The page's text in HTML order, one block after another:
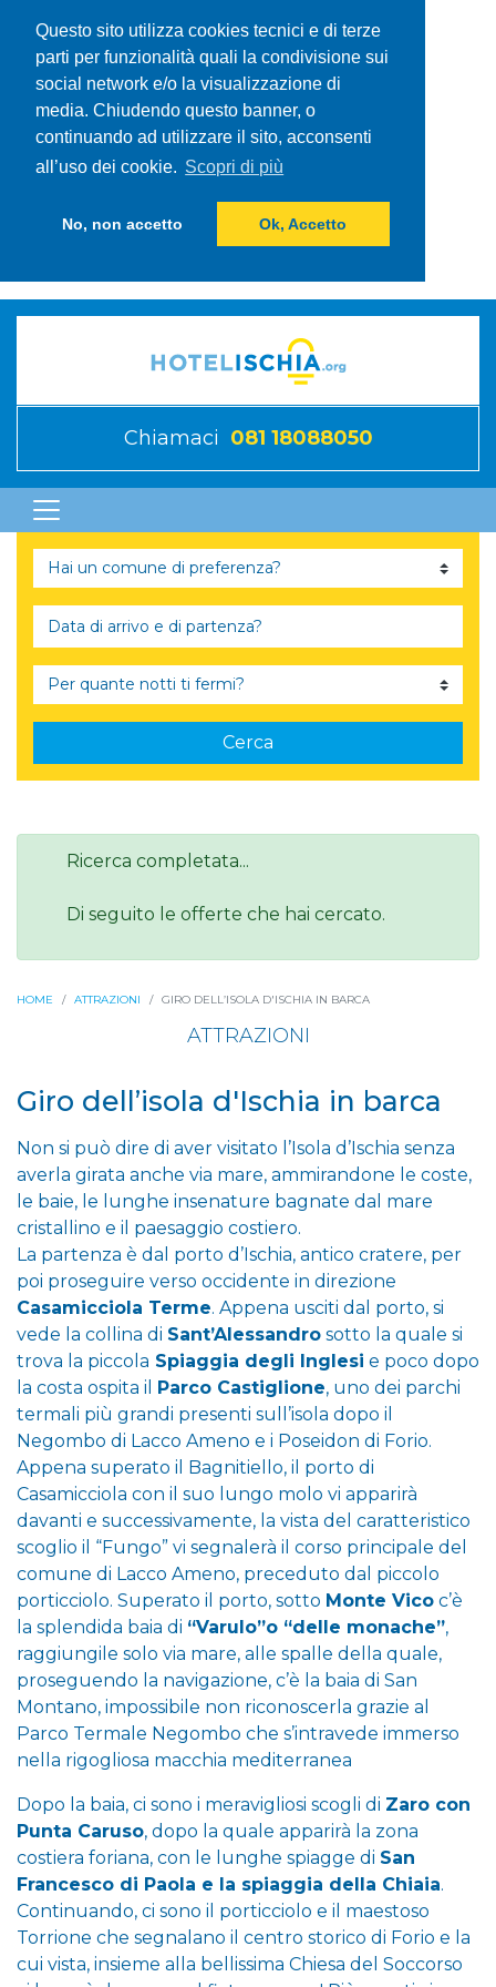
Questo sito utilizza cookies tecnici e di terze
parti per funzionalità quali la condivisione sui
social network e/o la visualizzazione di
media. Chiudendo questo banner, o
continuando ad utilizzare il sito, acconsenti
all’uso dei cookie. Scopri di più
No, non accetto Ok, Accetto
Chiamaci 081 18088050
Cerca
Ricerca completata...
Di seguito le offerte che hai cercato.
HOME ATTRAZIONI GIRO DELL’ISOLA D'ISCHIA IN BARCA
ATTRAZIONI
Giro dell’isola d'Ischia in barca
Non si può dire di aver visitato l’Isola d’Ischia senza
averla girata anche via mare, ammirandone le coste,
le baie, le lunghe insenature bagnate dal mare
cristallino e il paesaggio costiero.
La partenza è dal porto d’Ischia, antico cratere, per
poi proseguire verso occidente in direzione
Casamicciola Terme. Appena usciti dal porto, si
vede la collina di Sant’Alessandro sotto la quale si
trova la piccola Spiaggia degli Inglesi e poco dopo
la costa ospita il Parco Castiglione, uno dei parchi
termali più grandi presenti sull’isola dopo il
Negombo di Lacco Ameno e i Poseidon di Forio.
Appena superato il Bagnitiello, il porto di
Casamicciola con il suo lungo molo vi apparirà
davanti e successivamente, la vista del caratteristico
scoglio il “Fungo” vi segnalerà il corso principale del
comune di Lacco Ameno, preceduto dal piccolo
porticciolo. Superato il porto, sotto Monte Vico c’è
la splendida baia di “Varulo”o “delle monache”,
raggiungile solo via mare, alle spalle della quale,
proseguendo la navigazione, c’è la baia di San
Montano, impossibile non riconoscerla grazie al
Parco Termale Negombo che s’intravede immerso
nella rigogliosa macchia mediterranea
Dopo la baia, ci sono i meravigliosi scogli di Zaro con
Punta Caruso, dopo la quale apparirà la zona
costiera foriana, con le lunghe spiagge di San
Francesco di Paola e la spiaggia della Chiaia.
Continuando, ci sono il porticciolo e il maestoso
Torrione che segnalano il centro storico di Forio e la
cui vista, insieme alla bellissima Chiesa del Soccorso